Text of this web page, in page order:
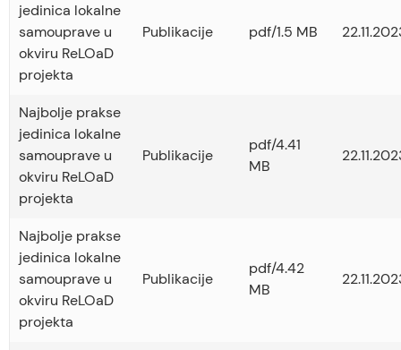
jedinica lokalne
samouprave u
okviru ReLOaD
projekta
Publikacije pdf/1.5 MB
Najbolje prakse
jedinica lokalne
samouprave u
okviru ReLOaD
projekta
Publikacije
pdf/4.41
MB
Najbolje prakse
jedinica lokalne
samouprave u
okviru ReLOaD
projekta
Publikacije
pdf/4.42
MB